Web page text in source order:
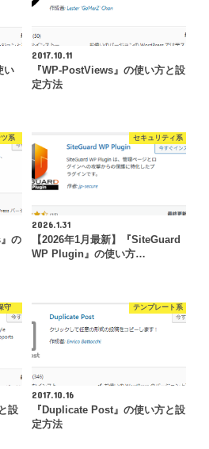
い
2017.10.11
『WP-PostViews』の使い方と設
定方法
系
の
セキュリティ系
2026.1.31
【2026年1月最新】『SiteGuard
WP Plugin』の使い方…
守
設
テンプレート系
2017.10.16
『Duplicate Post』の使い方と設
定方法